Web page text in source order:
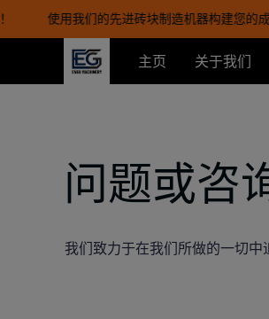
使用我们的先进砖块制造机器构建您的成
主页 关于我们
问题或咨
我们致力于在我们所做的一切中